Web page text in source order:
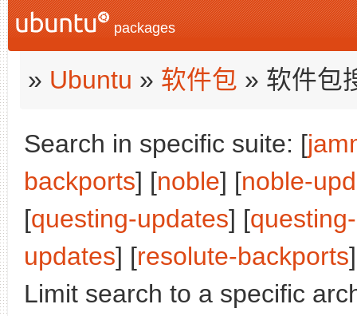
packages
» Ubuntu » 软件包 » 软件包
Search in specific suite: [
backports] [noble] [noble-
[questing-updates] [
updates] [resolute-backports
Limit search to a specific